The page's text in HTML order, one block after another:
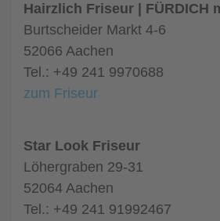
Hairzlich Friseur | FÜRDICH
Burtscheider Markt 4-6
52066 Aachen
Tel.: +49 241 9970688
zum Friseur
Star Look Friseur
Löhergraben 29-31
52064 Aachen
Tel.: +49 241 91992467